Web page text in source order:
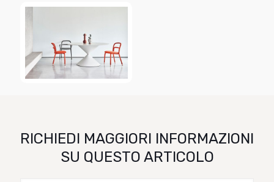
RICHIEDI MAGGIORI INFORMAZIONI
SU QUESTO ARTICOLO